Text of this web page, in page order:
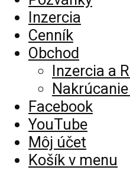
Inzercia
Cenník
Obchod
Inzercia a
Facebook
YouTube
Môj účet
Košík v menu